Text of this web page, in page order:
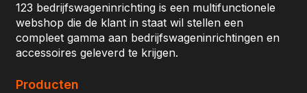
123 bedrijfswageninrichting is een multifunctionele
webshop die de klant in staat wil stellen een
compleet gamma aan bedrijfswageninrichtingen en
accessoires geleverd te krijgen.
Producten